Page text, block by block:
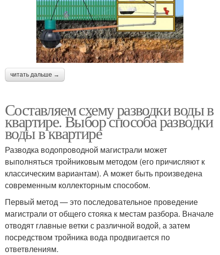
читать дальше →
Составляем схему разводки воды в
квартире. Выбор способа разводки
воды в квартире
Разводка водопроводной магистрали может
выполняться тройниковым методом (его причисляют к
классическим вариантам). А может быть произведена
современным коллекторным способом.
Первый метод — это последовательное проведение
магистрали от общего стояка к местам разбора. Вначале
отводят главные ветки с различной водой, а затем
посредством тройника вода продвигается по
ответвлениям.